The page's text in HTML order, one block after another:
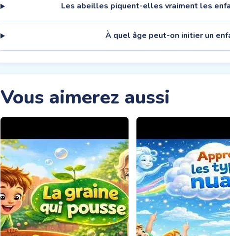
Les abeilles piquent-elles vraiment les
À quel âge peut-on initier un
Vous aimerez aussi